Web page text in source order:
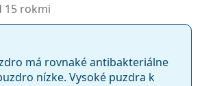
15 rokmi
má rovnaké antibakteriálne
nízke. Vysoké puzdra k